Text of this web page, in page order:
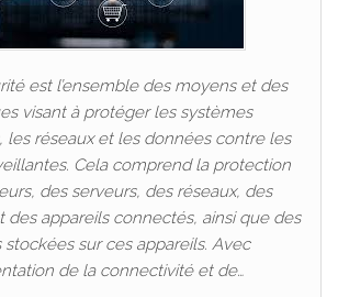
est l’ensemble des moyens et des
visant à protéger les systèmes
les réseaux et les données contre les
Cela comprend la protection
des serveurs, des réseaux, des
des appareils connectés, ainsi que des
stockées sur ces appareils. Avec
de la connectivité et de…